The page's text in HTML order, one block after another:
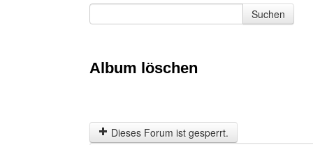
Suche im Forum
Suchen
Album löschen
Dieses Forum ist gesperrt.